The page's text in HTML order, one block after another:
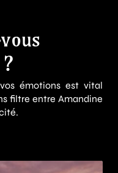
émotions est vital
filtre entre Amandine